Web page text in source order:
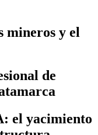
mineros y el
de
el yacimiento